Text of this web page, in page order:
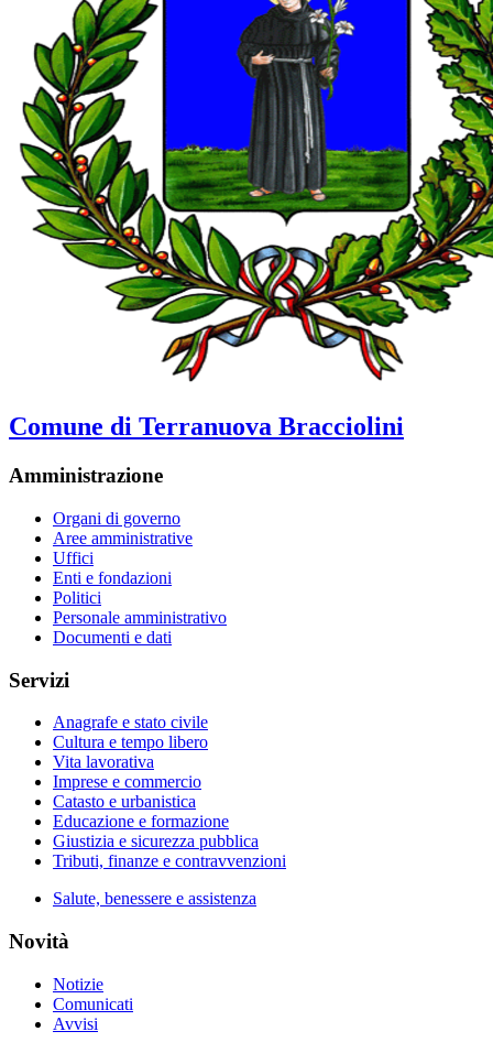
Comune di Terranuova Bracciolini
Amministrazione
Organi di governo
Aree amministrative
Uffici
Enti e fondazioni
Politici
Personale amministrativo
Documenti e dati
Servizi
Anagrafe e stato civile
Cultura e tempo libero
Vita lavorativa
Imprese e commercio
Catasto e urbanistica
Educazione e formazione
Giustizia e sicurezza pubblica
Tributi, finanze e contravvenzioni
Salute, benessere e assistenza
Novità
Notizie
Comunicati
Avvisi